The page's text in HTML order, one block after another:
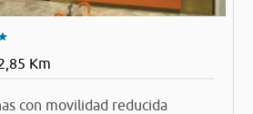
Km
con movilidad reducida